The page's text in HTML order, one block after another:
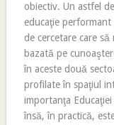
obiectiv. Un astfel
educaţie
de cercetare care
bazată pe
în aceste două
profilate în spaţiul
importanţa
însă, în practică,